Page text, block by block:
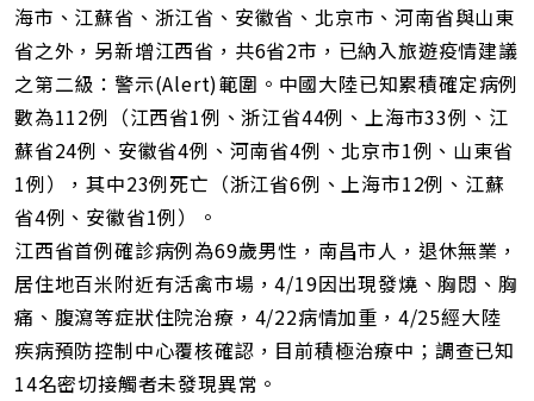
海市、江蘇省、浙江省、安徽省、北京市、河南省與山東
省之外，另新增江西省，共6省2市，已納入旅遊疫情建議
之第二級：警示(Alert)範圍。中國大陸已知累積確定病例
數為112例（江西省1例、浙江省44例、上海市33例、江
蘇省24例、安徽省4例、河南省4例、北京市1例、山東省
1例），其中23例死亡（浙江省6例、上海市12例、江蘇
省4例、安徽省1例）。
江西省首例確診病例為69歲男性，南昌市人，退休無業，
居住地百米附近有活禽市場，4/19因出現發燒、胸悶、胸
痛、腹瀉等症狀住院治療，4/22病情加重，4/25經大陸
疾病預防控制中心覆核確認，目前積極治療中；調查已知
14名密切接觸者未發現異常。